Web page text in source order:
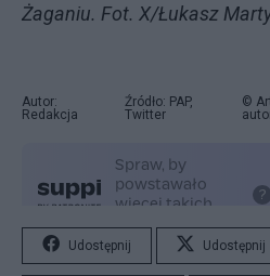
Żaganiu. Fot. X/Łukasz
Autor:
Redakcja
Źródło: PAP,
Twitter
©
Udostępnij Udostępnij